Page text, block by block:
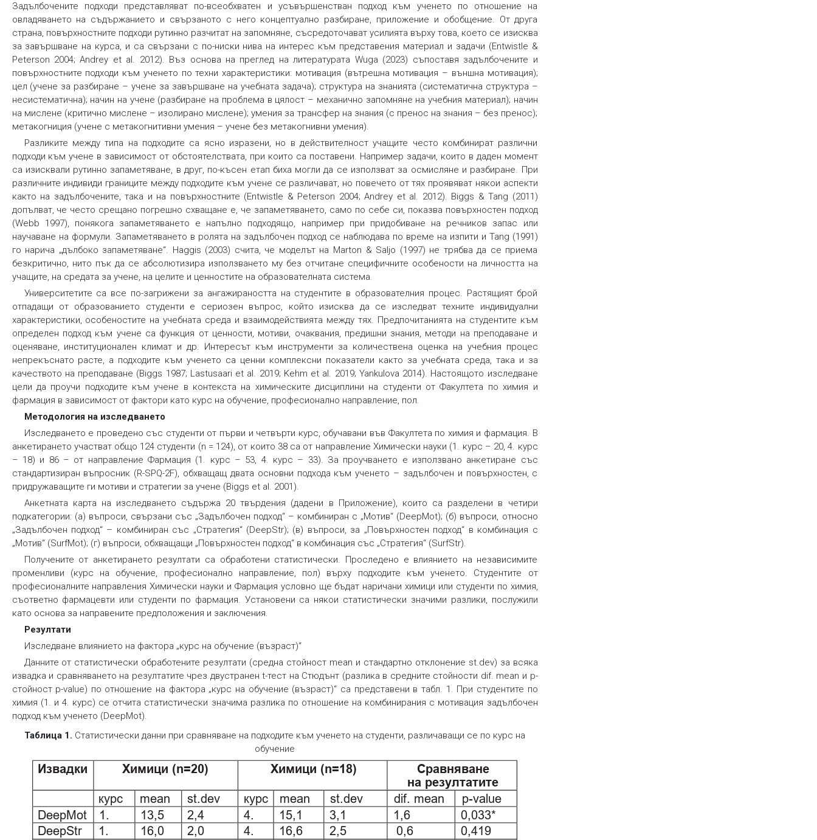
Задълбочените подходи представляват по-всеобхватен и усъвършенстван подход към ученето по отношение на
овладяването на съдържанието и свързаното с него концептуално разбиране, приложение и обобщение. От друга
страна, повърхностните подходи рутинно разчитат на запомняне, съсредоточават усилията върху това, което се изисква
за завършване на курса, и са свързани с по-ниски нива на интерес към представения материал и задачи (Entwistle &
Peterson 2004; Andrey et al. 2012). Въз основа на преглед на литературата Wuga (2023) съпоставя задълбочените и
повърхностните подходи към ученето по техни характеристики: мотивация (вътрешна мотивация – външна мотивация);
цел (учене за разбиране – учене за завършване на учебната задача); структура на знанията (систематична структура –
несистематична); начин на учене (разбиране на проблема в цялост – механично запомняне на учебния материал); начин
на мислене (критично мислене – изолирано мислене); умения за трансфер на знания (с пренос на знания – без пренос);
метакогниция (учене с метакогнитивни умения – учене без метакогнивни умения).
Разликите между типа на подходите са ясно изразени, но в действителност учащите често комбинират различни
подходи към учене в зависимост от обстоятелствата, при които са поставени. Например задачи, които в даден момент
са изисквали рутинно запаметяване, в друг, по-късен етап биха могли да се използват за осмисляне и разбиране. При
различните индивиди границите между подходите към учене се различават, но повечето от тях проявяват някои аспекти
както на задълбочените, така и на повърхностните (Entwistle & Peterson 2004; Andrey et al. 2012). Biggs & Tang (2011)
допълват, че често срещано погрешно схващане е, че запаметяването, само по себе си, показва повърхностен подход
(Webb 1997), понякога запаметяването е напълно подходящо, например при придобиване на речников запас или
научаване на формули. Запаметяването в ролята на задълбочен подход се наблюдава по време на изпити и Tang (1991)
го нарича „дълбоко запаметяване“. Haggis (2003) счита, че моделът на Marton & Sаljо (1997) не трябва да се приема
безкритично, нито пък да се абсолютизира използването му без отчитане специфичните особености на личността на
учащите, на средата за учене, на целите и ценностите на образователната система.
Университетите са все по-загрижени за ангажираността на студентите в образователния процес. Растящият брой
отпадащи от образованието студенти е сериозен въпрос, който изисква да се изследват техните индивидуални
характеристики, особеностите на учебната среда и взаимодействията между тях. Предпочитанията на студентите към
определен подход към учене са функция от ценности, мотиви, очаквания, предишни знания, методи на преподаване и
оценяване, институционален климат и др. Интересът към инструменти за количествена оценка на учебния процес
непрекъснато расте, а подходите към ученето са ценни комплексни показатели както за учебната среда, така и за
качеството на преподаване (Biggs 1987; Lastusaari et al. 2019; Kehm et al. 2019; Yankulova 2014). Настоящото изследване
цели да проучи подходите към учене в контекста на химическите дисциплини на студенти от Факултета по химия и
фармация в зависимост от фактори като курс на обучение, професионално направление, пол.
Методология на изследването
Изследването е проведено със студенти от първи и четвърти курс, обучавани във Факултета по химия и фармация. В
анкетирането участват общо 124 студенти (n = 124), от които 38 са от направление Химически науки (1. курс – 20, 4. курс
– 18) и 86 – от направление Фармация (1. курс – 53, 4. курс – 33). За проучването е използвано анкетиране със
стандартизиран въпросник (R-SPQ-2F), обхващащ двата основни подхода към ученето – задълбочен и повърхностен, с
придружаващите ги мотиви и стратегии за учене (Biggs et al. 2001).
Анкетната карта на изследването съдържа 20 твърдения (дадени в Приложение), които са разделени в четири
подкатегории: (а) въпроси, свързани със „Задълбочен подход“ – комбиниран с „Мотив“ (DeepMot); (б) въпроси, относно
„Задълбочен подход“ – комбиниран със „Стратегия“ (DeepStr); (в) въпроси, за „Повърхностен подход“ в комбинация с
„Мотив“ (SurfMot); (г) въпроси, обхващащи „Повърхностен подход“ в комбинация със „Стратегия“ (SurfStr).
Получените от анкетирането резултати са обработени статистически. Проследено е влиянието на независимите
променливи (курс на обучение, професионално направление, пол) върху подходите към ученето. Студентите от
професионалните направленияХимически науки и Фармация условно ще бъдат наричани химици или студенти по химия,
съответно фармацевти или студенти по фармация. Установени са някои статистически значими разлики, послужили
като основа за направените предположения и заключения.
Резултати
Изследване влиянието на фактора „курс на обучение (възраст)“
Данните от статистически обработените резултати (средна стойност mean и стандартно отклонение st.dev) за всяка
извадка и сравняването на резултатите чрез двустранен t-тест на Стюдънт (разлика в средните стойности dif. mean и р-
стойност p-value) по отношение на фактора „курс на обучение (възраст)“ са представени в табл. 1. При студентите по
химия (1. и 4. курс) се отчита статистически значима разлика по отношение на комбинирания с мотивация задълбочен
подход към ученето (DeepMot).
Таблица 1. Статистически данни при сравняване на подходите към ученето на студенти, различаващи се по курс на
обучение
Извадки Химици (n=20) Химици (n=18) Сравняване
на резултатите
курс mean st.dev курс mean st.dev dif. mean
p-value
DeepMot
1. 13,5 2,4 4. 15,1 3,1 1,6
0,033*
DeepStr
1. 16,0 2,0 4. 16,6 2,5 0,6 0,419